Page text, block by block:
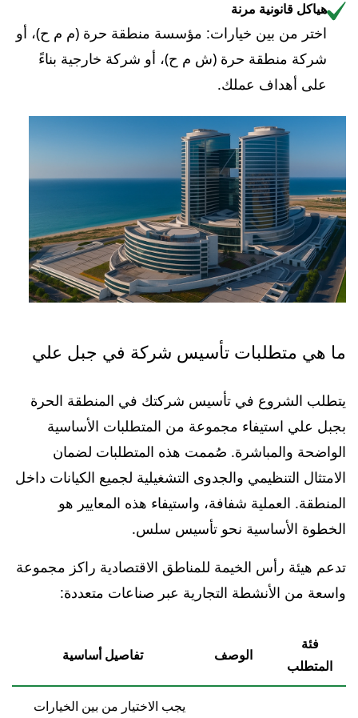
هياكل قانونية مرنة
اختر من بين خيارات: مؤسسة منطقة حرة (م م ح)، أو
شركة منطقة حرة (ش م ح)، أو شركة خارجية بناءً
على أهداف عملك.
ما هي متطلبات تأسيس شركة في جبل علي
يتطلب الشروع في تأسيس شركتك في المنطقة الحرة
بجبل علي استيفاء مجموعة من المتطلبات الأساسية
الواضحة والمباشرة. صُممت هذه المتطلبات لضمان
الامتثال التنظيمي والجدوى التشغيلية لجميع الكيانات داخل
المنطقة. العملية شفافة، واستيفاء هذه المعايير هو
الخطوة الأساسية نحو تأسيس سلس.
تدعم هيئة رأس الخيمة للمناطق الاقتصادية راكز مجموعة
واسعة من الأنشطة التجارية عبر صناعات متعددة:
فئة
المتطلب
الوصف تفاصيل أساسية
يجب الاختيار من بين الخيارات